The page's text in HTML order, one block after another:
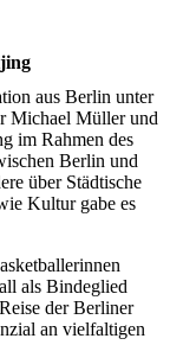
aus Berlin unter
Michael Müller und
im Rahmen des
Berlin und
über Städtische
Kultur gabe es
als Bindeglied
der Berliner
an vielfaltigen